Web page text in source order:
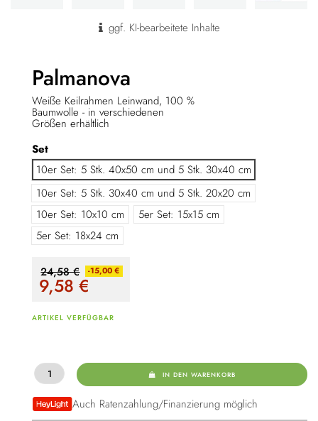
ggf. KI-bearbeitete Inhalte
Palmanova
Weiße Keilrahmen Leinwand, 100 %
Baumwolle - in verschiedenen
Größen erhältlich
Set
10er Set: 5 Stk. 40x50 cm und 5 Stk. 30x40 cm
10er Set: 5 Stk. 30x40 cm und 5 Stk. 20x20 cm
10er Set: 10x10 cm
5er Set: 15x15 cm
5er Set: 18x24 cm
24,58 € -15,00 €
9,58 €
ARTIKEL VERFÜGBAR
IN DEN WARENKORB
Auch Ratenzahlung/Finanzierung möglich